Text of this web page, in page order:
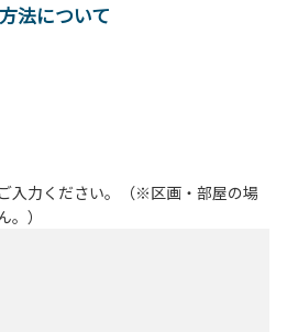
法について
入力ください。（※区画・部屋の場
）